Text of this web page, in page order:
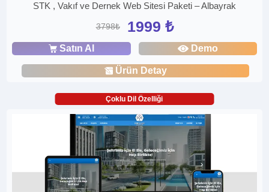
STK , Vakıf ve Dernek Web Sitesi Paketi – Albayrak
3798₺ 1999 ₺
Satın Al Demo
Ürün Detay
Çoklu Dil Özelliği